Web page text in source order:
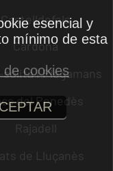
Castelldefels
Cardona
solità i Plegamans
del Penedès
Rajadell
de Lluçanès
esencial y
mínimo de esta
cookies